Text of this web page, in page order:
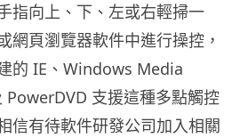
指向上、下、左或右輕掃一
網頁瀏覽器軟件中進行操控，
的 IE、Windows Media
支援這種多點觸控
信有待軟件研發公司加入相關